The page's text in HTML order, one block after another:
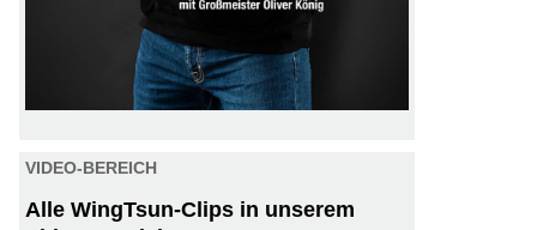
VIDEO-BEREICH
Alle WingTsun-Clips in unserem